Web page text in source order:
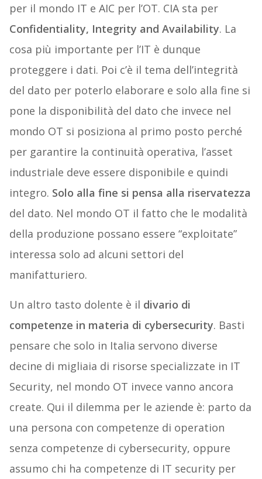
per il mondo IT e AIC per l’OT. CIA sta per
Confidentiality, Integrity and Availability. La
cosa più importante per l’IT è dunque
proteggere i dati. Poi c’è il tema dell’integrità
del dato per poterlo elaborare e solo alla fine si
pone la disponibilità del dato che invece nel
mondo OT si posiziona al primo posto perché
per garantire la continuità operativa, l’asset
industriale deve essere disponibile e quindi
integro. Solo alla fine si pensa alla riservatezza
del dato. Nel mondo OT il fatto che le modalità
della produzione possano essere “exploitate”
interessa solo ad alcuni settori del
manifatturiero.
Un altro tasto dolente è il divario di
competenze in materia di cybersecurity. Basti
pensare che solo in Italia servono diverse
decine di migliaia di risorse specializzate in IT
Security, nel mondo OT invece vanno ancora
create. Qui il dilemma per le aziende è: parto da
una persona con competenze di operation
senza competenze di cybersecurity, oppure
assumo chi ha competenze di IT security per